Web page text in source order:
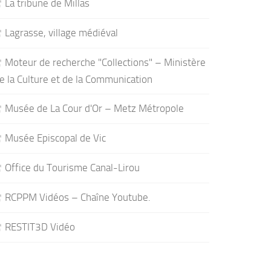
La tribune de Millas
Lagrasse, village médiéval
Moteur de recherche "Collections" – Ministère
la Culture et de la Communication
Musée de La Cour d'Or – Metz Métropole
Musée Episcopal de Vic
Office du Tourisme Canal-Lirou
RCPPM Vidéos – Chaîne Youtube.
RESTIT3D Vidéo